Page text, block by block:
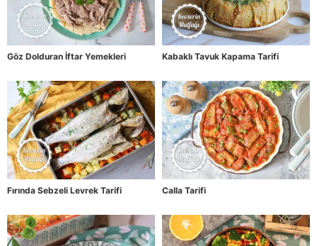
Göz Dolduran İftar Yemekleri Kabaklı Tavuk Kapama Tarifi
Fırında Sebzeli Levrek Tarifi Calla Tarifi